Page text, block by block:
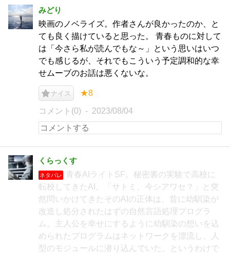
みどり
映画のノベライズ。作者さんが良かったのか、と
ても良く描けていると思った。 青春ものに対して
は「今さら私が読んでもな～」という思いはいつ
でも感じるが、それでもこういう予定調和的な幸
せムーブのお話は悪くないな。
ナイス ★8
コメント(0) 2023/08/04
くらっくす
ネタバレ
青春AIライトSF。秘密裏の実験で高校に
転校してきたAI。「サトミ、今シアワセ？」と突
然問いかけてきたそのAIの正体は、昔に幼馴染が
改造し処分されたはずの自然言語処理プログラ
ム。主人公を幸せにするように幼馴染の想いを込
められたプログラムはネットワークを漂流し、人
型のモジュールに潜り込んでいた。というわけで